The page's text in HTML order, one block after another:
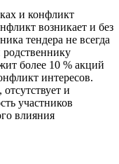
и конфликт
возникает и без
тендера не всегда
более 10 % акций
интересов.
и
участников
влияния